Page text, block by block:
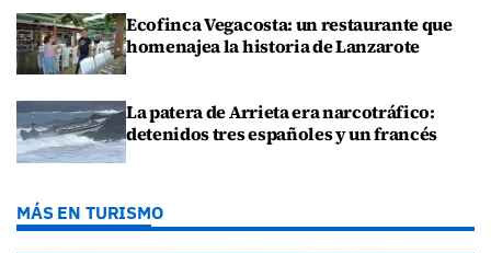
Ecofinca Vegacosta: un restaurante que
homenajea la historia de Lanzarote
La patera de Arrieta era narcotráfico:
detenidos tres españoles y un francés
MÁS EN TURISMO